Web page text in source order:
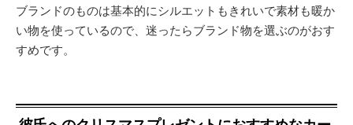
ブランドのものは基本的にシルエットもきれいで素材も暖か
い物を使っているので、迷ったらブランド物を選ぶのがおす
すめです。